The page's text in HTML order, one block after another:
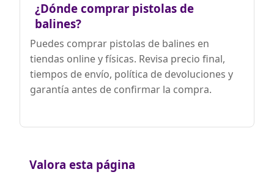
¿Dónde comprar pistolas de
balines?
Puedes comprar pistolas de balines en
tiendas online y físicas. Revisa precio final,
tiempos de envío, política de devoluciones y
garantía antes de confirmar la compra.
Valora esta página